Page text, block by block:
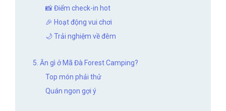
📸 Điểm check-in hot
🎉 Hoạt động vui chơi
🌙 Trải nghiệm về đêm
5. Ăn gì ở Mã Đà Forest Camping?
Top món phải thử
Quán ngon gợi ý